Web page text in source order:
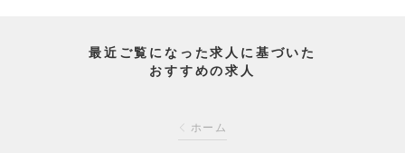
最近ご覧になった求人に基づいた
おすすめの求人
ホーム